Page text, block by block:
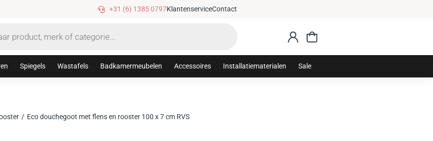
Gratis verzending vanaf €75,-
+31 (6) 1385 0797KlantenserviceContact
Spiegels Wastafels Badkamermeubelen Accessoires Installatiematerialen Sale
Eco douchegoot met flens en rooster 100 x 7 cm RVS